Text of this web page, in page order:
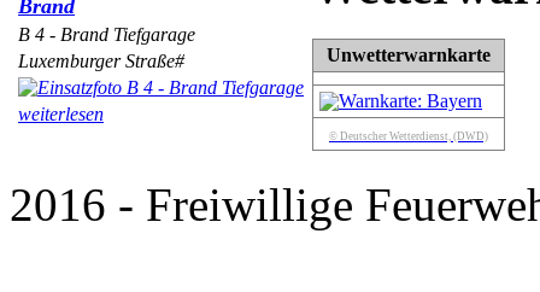
Brand
B 4 - Brand Tiefgarage
Luxemburger Straße#
weiterlesen
Unwetterwarnkarte
© Deutscher Wetterdienst, (DWD)
2016 - Freiwillige